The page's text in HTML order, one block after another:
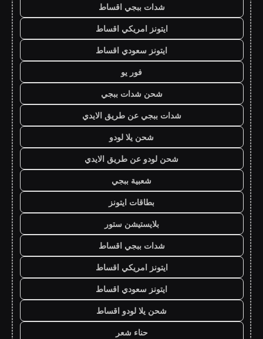
شدات ببجي اقساط
ايتونز امريكي اقساط
ايتونز سعودي اقساط
فور يو
شحن شدات ببجي
شدات ببجي عن طريق الايدي
شحن يلا لودو
شحن لودو عن طريق الايدي
شعبية ببجي
بطاقات ايتونز
بلايستيشن ستور
شدات ببجي اقساط
ايتونز امريكي اقساط
ايتونز سعودي اقساط
شحن يلا لودو اقساط
حناء شعر